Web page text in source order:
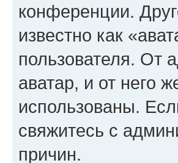
конференции.
известно как
пользователя. От
аватар, и от него
использованы.
свяжитесь с
причин.